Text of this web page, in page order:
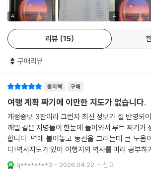
4 4
리뷰 15
구매리뷰
종이책 구매
여행 계획 짜기에 이만한 지도가 없습니다.
개정증보 3판이라 그런지 최신 정보가 잘 반영되
깨알 같은 지명들이 한눈에 들어와서 루트 짜기가
합니다. 벽에 붙여놓고 동선을 그리는데 큰 도움
다!역사지도가 있어 여행지의 역사를 미리 공부하
아요.아는만큼 보인다고 하잖아요!!비행기 창밖으
는 파리가 너무 낭만적이에요:)파리부터 시작해서
q********3 2026.04.22. 신고